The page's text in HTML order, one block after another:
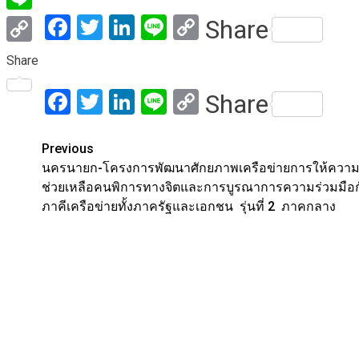
Facebook
Twitter
LinkedIn
LineCopy
Share
Facebook
Twitter
LinkedIn
LineCopy
Share
Post
navigation
Previous
นครนายก-โครงการพัฒนาศักยภาพเครือข่ายการให้ความ
ช่วยเหลือคนพิการทางจิตและการบูรณาการความร่วมมือ
ภาคีเครือข่ายทั้งภาครัฐและเอกชน รุ่นที่ 2 ภาคกลาง
Line
Copy
Link
Share